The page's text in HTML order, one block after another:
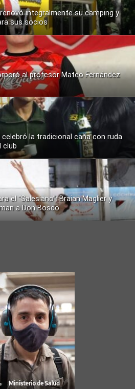
integralmente su camping y
sus socios
al profesor Mateo Fernández
la tradicional caña con ruda
club
el “Salesiano”: Braian Maglier y
a Don Bosco